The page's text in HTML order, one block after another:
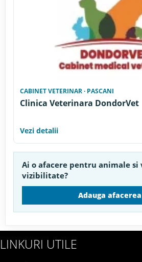
CABINET VETERINAR · PASCANI
Clinica Veterinara DondorVet
Vezi detalii
Ai o afacere pentru animale
vizibilitate?
Adauga
LINKURI UTILE